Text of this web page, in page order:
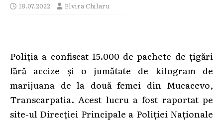
18.07.2022 Elvira Chilaru
Poliția a confiscat 15.000 de pachete de țigări
fără accize și o jumătate de kilogram de
marijuana de la două femei din Mucacevo,
Transcarpatia. Acest lucru a fost raportat pe
site-ul Direcției Principale a Poliției Naționale